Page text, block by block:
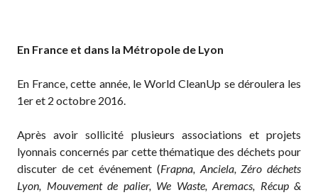
En France et dans la Métropole de Lyon
En France, cette année, le World CleanUp se déroulera les
1er et 2 octobre 2016.
Après avoir sollicité plusieurs associations et projets
lyonnais concernés par cette thématique des déchets pour
discuter de cet événement (Frapna, Anciela, Zéro déchets
Lyon, Mouvement de palier, We Waste, Aremacs, Récup &